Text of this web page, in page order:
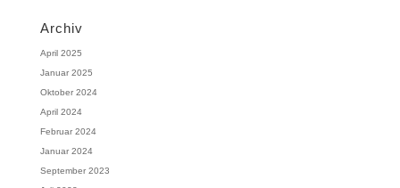
Archiv
April 2025
Januar 2025
Oktober 2024
April 2024
Februar 2024
Januar 2024
September 2023